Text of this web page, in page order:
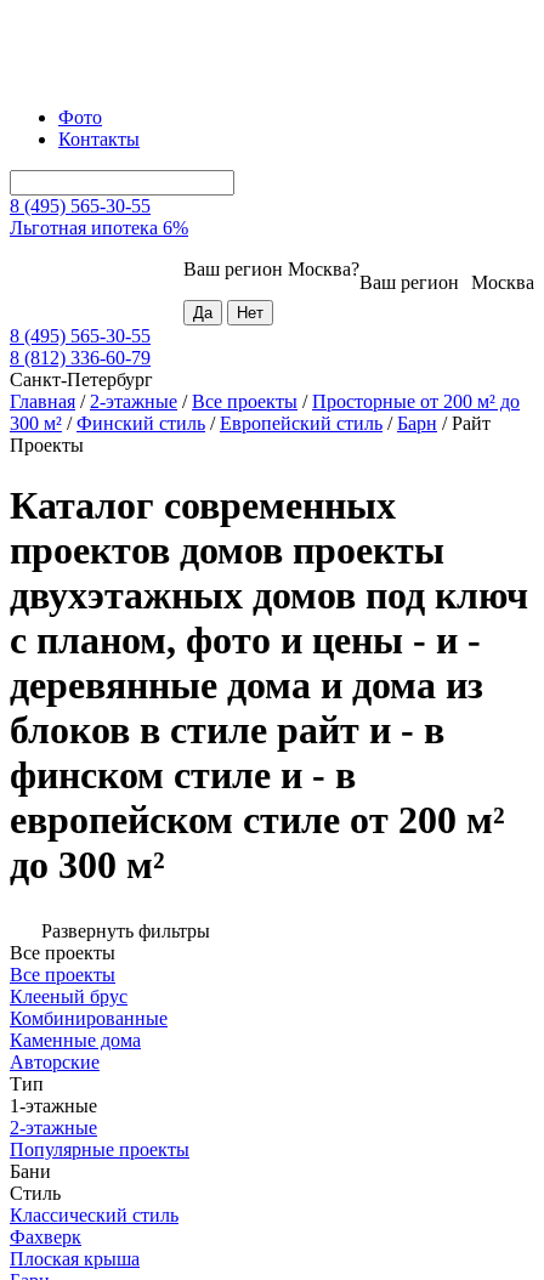
Фото
Контакты
8 (495) 565-30-55
Льготная ипотека 6%
Москва
Ваш регион
Ваш регион Москва?
8 (495) 565-30-55
8 (812) 336-60-79
Санкт-Петербург
Главная / 2-этажные /Все проекты /Просторные от 200 м² до
300 м² /Финский стиль /Европейский стиль /Барн /Райт
Проекты
Каталог современных
проектов домов проекты
двухэтажных домов под ключ
с планом, фото и цены - и -
деревянные дома и дома из
блоков в стиле райт и - в
финском стиле и - в
европейском стиле от 200 м²
до 300 м²
Развернуть фильтры
Все проекты
Все проекты
Клееный брус
Комбинированные
Каменные дома
Авторские
Тип
1-этажные
2-этажные
Популярные проекты
Бани
Стиль
Классический стиль
Фахверк
Плоская крыша